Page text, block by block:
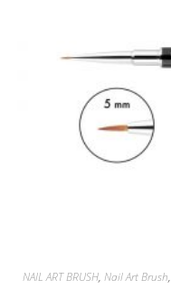
NAIL ART BRUSH, Nail Art Brush,